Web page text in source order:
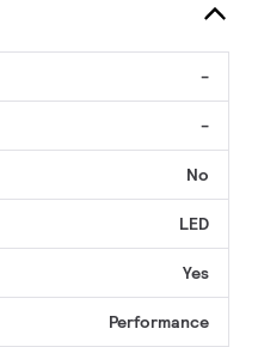
-
-
No
LED
Yes
Performance